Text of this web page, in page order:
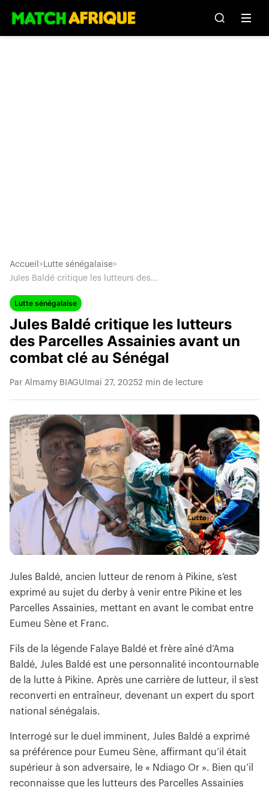
Accueil > Lutte sénégalaise>
Jules Baldé critique les lutteurs des...
Lutte sénégalaise
Jules Baldé critique les lutteurs
des Parcelles Assainies avant un
combat clé au Sénégal
Par Almamy BIAGUI mai 27, 20252 min de lecture
Jules Baldé, ancien lutteur de renom à Pikine, s’est
exprimé au sujet du derby à venir entre Pikine et les
Parcelles Assainies, mettant en avant le combat entre
Eumeu Sène et Franc.
Fils de la légende Falaye Baldé et frère aîné d’Ama
Baldé, Jules Baldé est une personnalité incontournable
de la lutte à Pikine. Après une carrière de lutteur, il s’est
reconverti en entraîneur, devenant un expert du sport
national sénégalais.
Interrogé sur le duel imminent, Jules Baldé a exprimé
sa préférence pour Eumeu Sène, affirmant qu’il était
supérieur à son adversaire, le « Ndiago Or ». Bien qu’il
reconnaisse que les lutteurs des Parcelles Assainies